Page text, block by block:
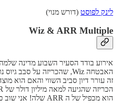
לינק לפוסט (דורש מנוי)
Wiz & ARR Multiple
אירוע בודד הסעיר השבוע מדינה
זה עורר דיון סביב השווי והאם הוא
הוא מכפיל של ה ARR שלה! אני שוב כאן כדי לטעון שלא.